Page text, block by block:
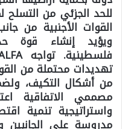
للحد الجزئي من التسلح
القوات الأجنبية من
ويؤيد إنشاء قوة
تهديدات محتملة من
من أشكال التكيف،
مصممي الاتفاقية
واستراتيجية تنمية
مدروسة على الجانبين